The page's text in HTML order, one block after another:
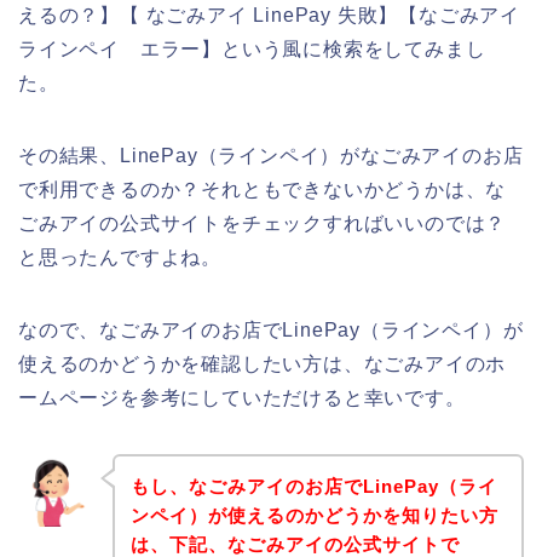
えるの？】【 なごみアイ LinePay 失敗】【なごみアイ
ラインペイ エラー】という風に検索をしてみまし
た。
その結果、LinePay（ラインペイ）がなごみアイのお店
で利用できるのか？それともできないかどうかは、な
ごみアイの公式サイトをチェックすればいいのでは？
と思ったんですよね。
なので、なごみアイのお店でLinePay（ラインペイ）が
使えるのかどうかを確認したい方は、なごみアイのホ
ームページを参考にしていただけると幸いです。
もし、なごみアイのお店でLinePay（ライ
ンペイ）が使えるのかどうかを知りたい方
は、下記、なごみアイの公式サイトで